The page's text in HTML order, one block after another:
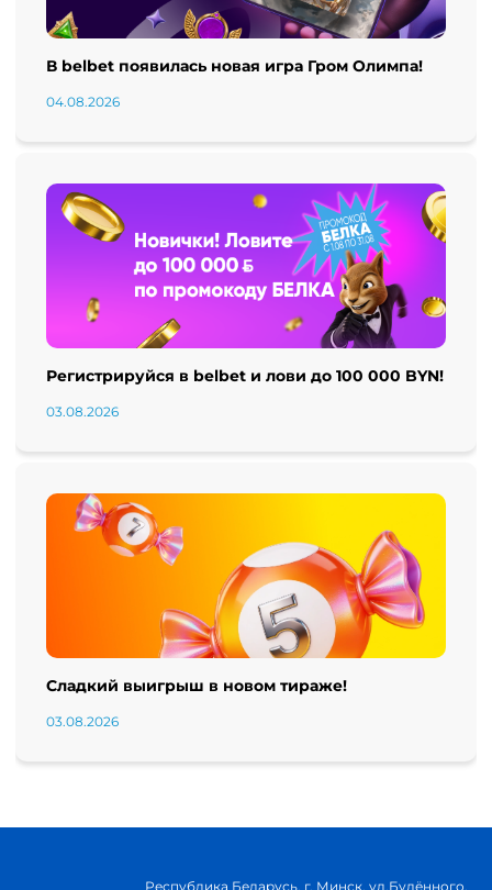
В belbet появилась новая игра Гром Олимпа!
04.08.2026
Регистрируйся в belbet и лови до 100 000 BYN!
03.08.2026
Сладкий выигрыш в новом тираже!
03.08.2026
Республика Беларусь, г. Минск, ул.Будённого,